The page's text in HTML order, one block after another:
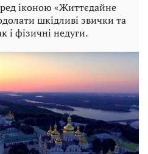
іконою «Життєдайне
шкідливі звички та
і фізичні недуги.